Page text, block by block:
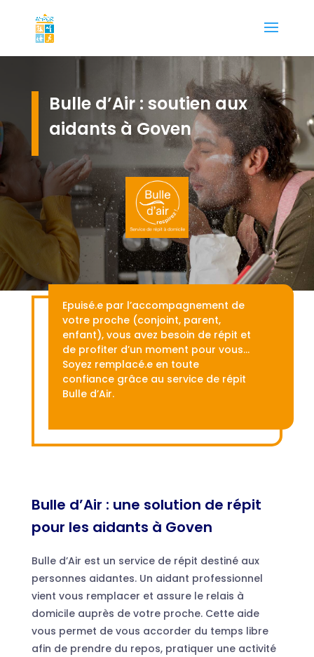
Bulle d’Air : soutien aux
aidants à Goven
Epuisé.e par l’accompagnement de
votre proche (conjoint, parent,
enfant), vous avez besoin de répit et
de profiter d’un moment pour vous…
Soyez remplacé.e en toute
confiance grâce au service de répit
Bulle d’Air.
Bulle d’Air : une solution de répit
pour les aidants à Goven
Bulle d’Air est un service de répit destiné aux
personnes aidantes. Un aidant professionnel
vient vous remplacer et assure le relais à
domicile auprès de votre proche. Cette aide
vous permet de vous accorder du temps libre
afin de prendre du repos, pratiquer une activité